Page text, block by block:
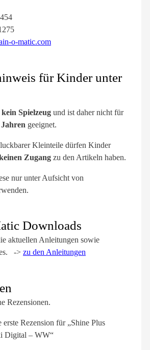
o-matic.com
kein Spielzeug und ist daher nicht für
geeignet.
Kleinteile dürfen Kinder
Zugang zu den Artikeln haben.
nur unter Aufsicht von
Downloads
aktuellen Anleitungen sowie
-> zu den Anleitungen
Rezensionen.
erste Rezension für „Shine Plus
Digital – WW“